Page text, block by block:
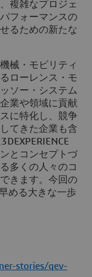
複雑なプロジェ
フォーマンスの
るための新たな
械・モビリティ
ローレンス・モ
ソー・システム
業や領域に貢献
に特化し、競争
てきた企業も含
とコンセプトづ
多くの人々のコ
きます。今回の
める大きな一歩
stories/qev-